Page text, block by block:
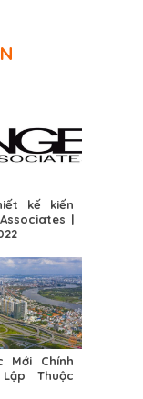
kế kiến
|
Mới Chính
Thuộc